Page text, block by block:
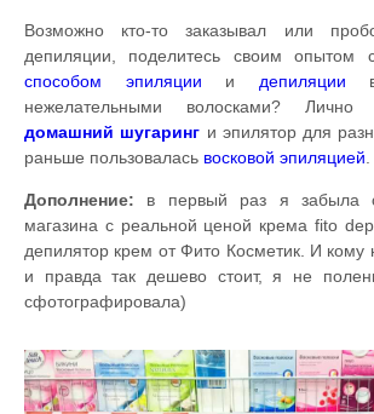
Возможно кто-то заказывал или
депиляции, поделитесь своим
способом эпиляции и депиляции
нежелательными волосками?
домашний шугаринг и эпилятор для
раньше пользовалась восковой эпиляцией.
Дополнение: в первый раз я забыла
магазина с реальной ценой крема fito
депилятор крем от Фито Косметик. И кому
и правда так дешево стоит, я не
сфотографировала)